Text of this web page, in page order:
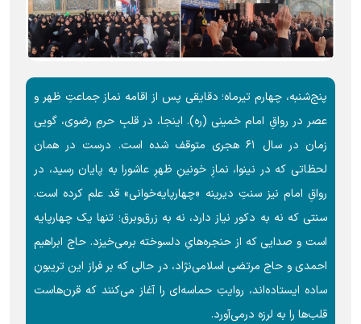
پنج‌شنبه، چهارم تیرماه؛ دقایقی پس از اقامه نماز جماعتِ ظهر و
عصر در رواقِ امام خمینی (ره). اینجا، در قلبِ حرمِ رضوی، گویی
زمان در سال ۶۱ هجری متوقف شده است. درست در همان
لحظاتی که در نینوا، نمازِ خونینِ ظهرِ عاشورا به پایان رسید، در
رواقِ امام نیز سنتِ دیرینه «چهارپایه‌خوانی» قد علم کرده است.
سنتی که نه به دکور نیاز دارد، نه به زرق‌وبرق؛ تنها یک چهارپایه
است و صدایی که از حنجره‌هایِ دلسوخته برمی‌خیزد. حاج ابراهیم
احمدی و حاج مرتضی اسلامی‌نژاد، در حالی که بر فراز این تریبونِ
ساده ایستاده‌اند، روایتِ حماسه‌ای را آغاز می‌کنند که قرن‌هاست
قلب‌ها را به لرزه درمی‌آورد.